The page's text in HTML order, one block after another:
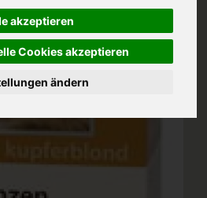
akzeptieren
Cookies akzeptieren
ändern